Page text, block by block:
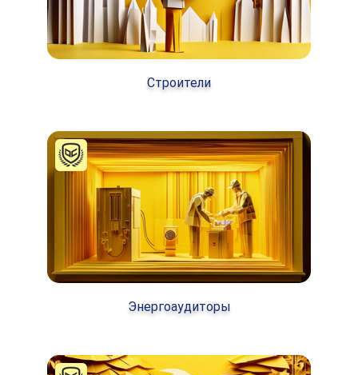
Строители
Энергоаудиторы